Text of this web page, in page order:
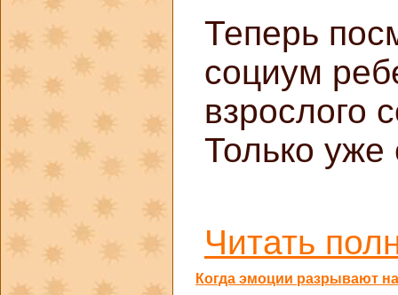
Теперь
социум
взрослого
Только
Читать
Когда эмоции разрывают